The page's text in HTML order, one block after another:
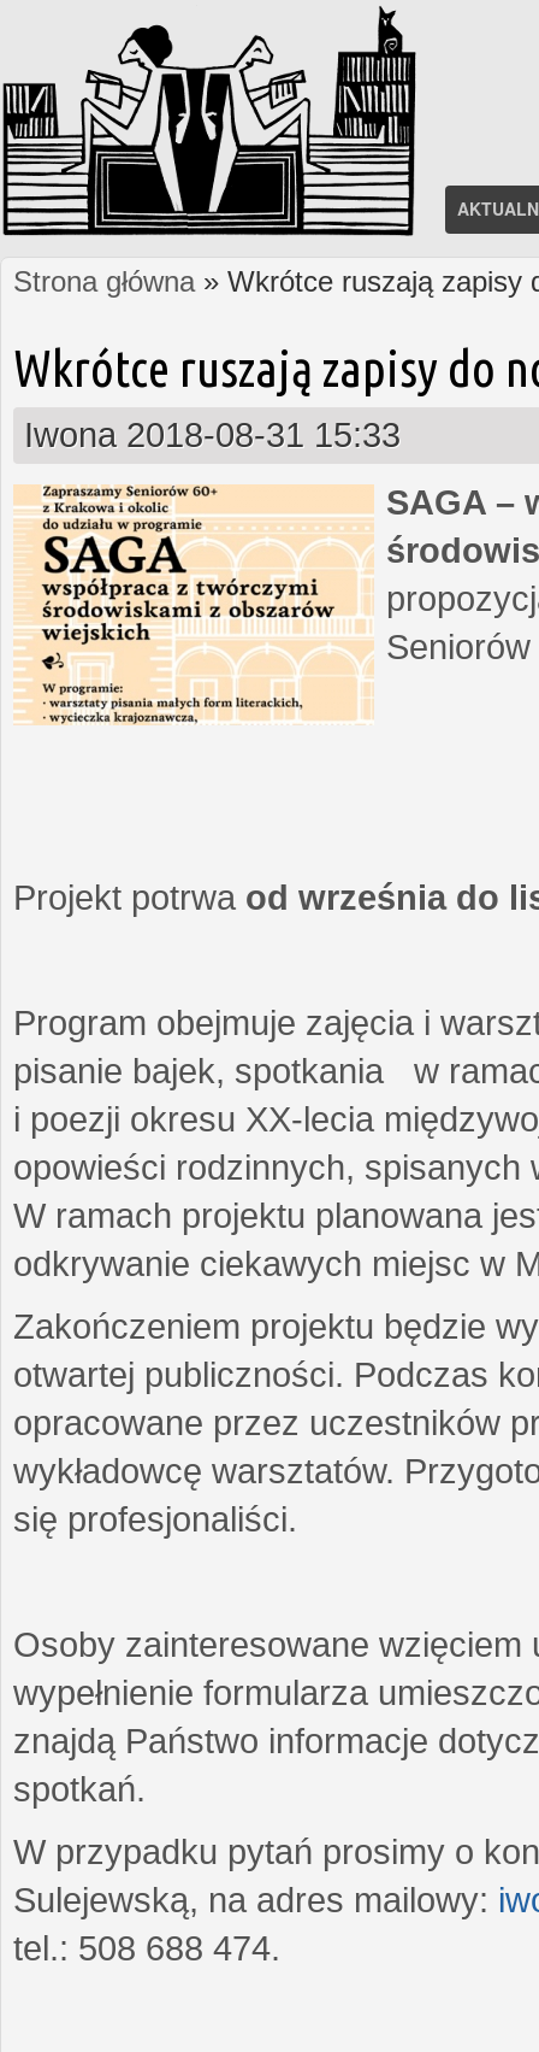
Jesteś tutaj
Strona główna» Wkrótce ruszają zapisy
Wkrótce ruszają zapisy do
Iwona 2018-08-31 15:33
SAGA –
Projekt potrwa od września do
Program obejmuje zajęcia i
pisanie bajek, spotkania w
i poezji okresu XX-lecia
opowieści rodzinnych,
W ramach projektu planowana
odkrywanie ciekawych miejsc w
Zakończeniem projektu będzie
otwartej publiczności. Podczas
opracowane przez uczestników
wykładowcę warsztatów.
się profesjonaliści.
Osoby zainteresowane wzięciem
wypełnienie formularza
znajdą Państwo informacje
spotkań.
W przypadku pytań prosimy o
Sulejewską, na adres mailowy:
tel.: 508 688 474.